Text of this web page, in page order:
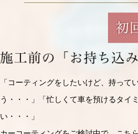
「コーティングをしたいけど、持って
う・・・」「忙しくて車を預けるタイ
い・・・」